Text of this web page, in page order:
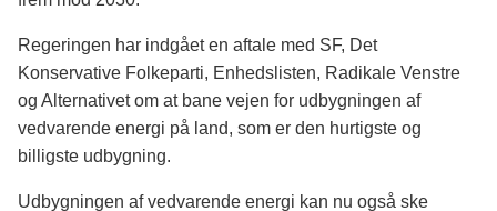
Regeringen har indgået en aftale med SF, Det
Konservative Folkeparti, Enhedslisten, Radikale Venstre
og Alternativet om at bane vejen for udbygningen af
vedvarende energi på land, som er den hurtigste og
billigste udbygning.
Udbygningen af vedvarende energi kan nu også ske